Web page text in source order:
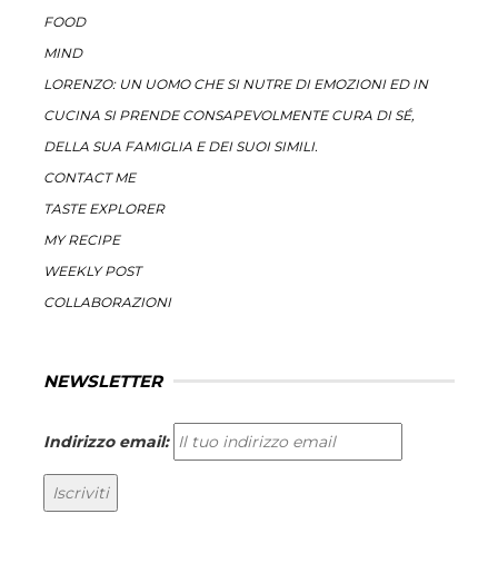
FOOD
MIND
LORENZO: UN UOMO CHE SI NUTRE DI EMOZIONI ED IN
CUCINA SI PRENDE CONSAPEVOLMENTE CURA DI SÉ,
DELLA SUA FAMIGLIA E DEI SUOI SIMILI.
CONTACT ME
TASTE EXPLORER
MY RECIPE
WEEKLY POST
COLLABORAZIONI
NEWSLETTER
Indirizzo email: